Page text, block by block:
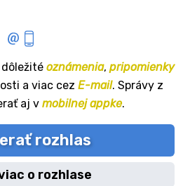
oznámenia, pripomienky
a viac cez E-mail. Správy z
aj v mobilnej appke.
rozhlas
o rozhlase